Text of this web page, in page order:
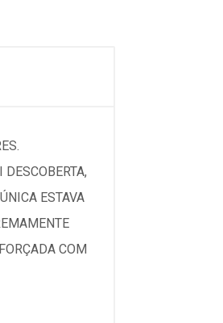
ESTAVA
COM